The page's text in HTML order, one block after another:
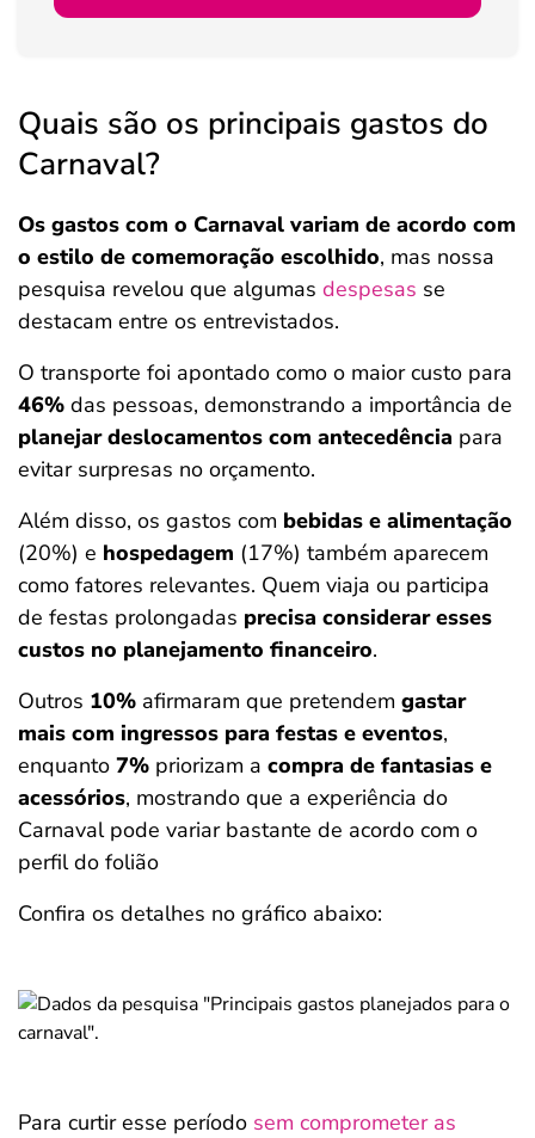
Quais são os principais gastos do
Carnaval?
Os gastos com o Carnaval variam de acordo com
o estilo de comemoração escolhido, mas nossa
pesquisa revelou que algumas despesas se
destacam entre os entrevistados.
O transporte foi apontado como o maior custo para
46% das pessoas, demonstrando a importância de
planejar deslocamentos com antecedência para
evitar surpresas no orçamento.
Além disso, os gastos com bebidas e alimentação
(20%) e hospedagem (17%) também aparecem
como fatores relevantes. Quem viaja ou participa
de festas prolongadas precisa considerar esses
custos no planejamento financeiro.
Outros 10% afirmaram que pretendem gastar
mais com ingressos para festas e eventos,
enquanto 7% priorizam a compra de fantasias e
acessórios, mostrando que a experiência do
Carnaval pode variar bastante de acordo com o
perfil do folião
Confira os detalhes no gráfico abaixo:
Para curtir esse período sem comprometer as